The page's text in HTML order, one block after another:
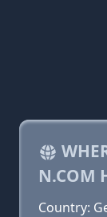
N.COM
Country: